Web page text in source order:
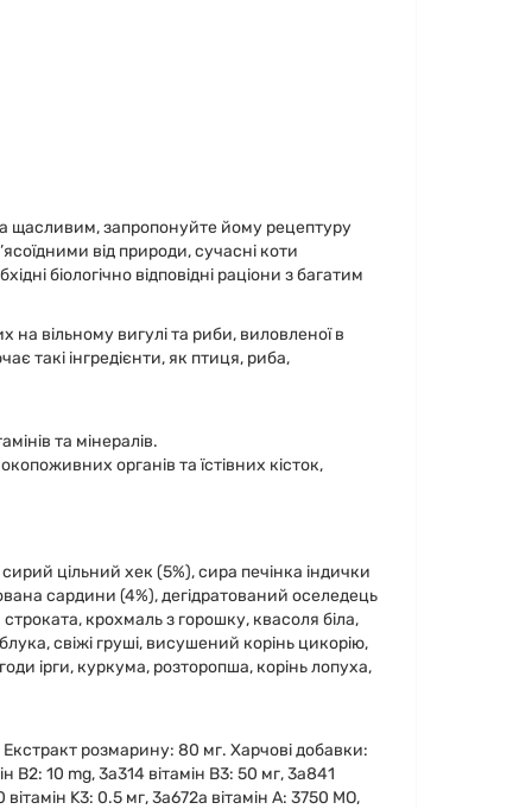
щасливим, запропонуйте йому рецептуру
від природи, сучасні коти
біологічно відповідні раціони з багатим
на вільному вигулі та риби, виловленої в
такі інгредієнти, як птиця, риба,
та мінералів.
органів та їстівних кісток,
цільний хек (5%), сира печінка індички
сардини (4%), дегідратований оселедець
крохмаль з горошку, квасоля біла,
свіжі груші, висушений корінь цикорію,
ірги, куркума, розторопша, корінь лопуха,
розмарину: 80 мг. Харчові добавки:
B2: 10 mg, 3a314 вітамін B3: 50 мг, 3a841
вітамін K3: 0.5 мг, 3a672a вітамін A: 3750 МО,